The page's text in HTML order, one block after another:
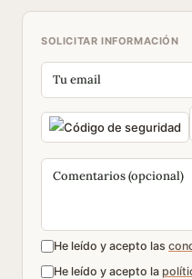
SOLICITAR INFORMACIÓN
He leído y acepto las
He leído y acepto la